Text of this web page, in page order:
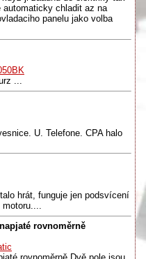
chladit az na
panelu jako volba
...
U. Telefone. CPA halo
hrát, funguje jen podsvícení
rovnoměrně